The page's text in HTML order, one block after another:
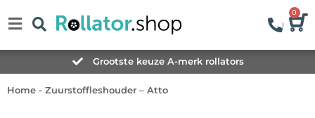
0
Grootste keuze A-merk rollators
Home - Zuurstoffleshouder – Atto